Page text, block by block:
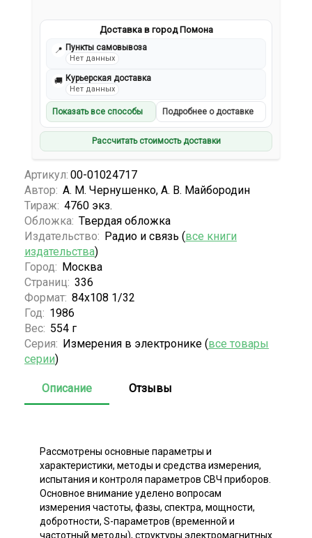
Доставка в город Помона
📍 Пункты самовывоза
Нет данных
🚚 Курьерская доставка
Нет данных
Показать все способы Подробнее о доставке
Рассчитать стоимость доставки
Артикул: 00-01024717
Автор: А. М. Чернушенко, А. В. Майбородин
Тираж: 4760 экз.
Обложка: Твердая обложка
Издательство: Радио и связь (все книги
издательства)
Город: Москва
Страниц: 336
Формат: 84х108 1/32
Год: 1986
Вес: 554 г
Серия: Измерения в электронике (все товары
серии)
Описание Отзывы
Рассмотрены основные параметры и
характеристики, методы и средства измерения,
испытания и контроля параметров СВЧ приборов.
Основное внимание уделено вопросам
измерения частоты, фазы, спектра, мощности,
добротности, S-параметров (временной и
частотный методы), структуры электромагнитных